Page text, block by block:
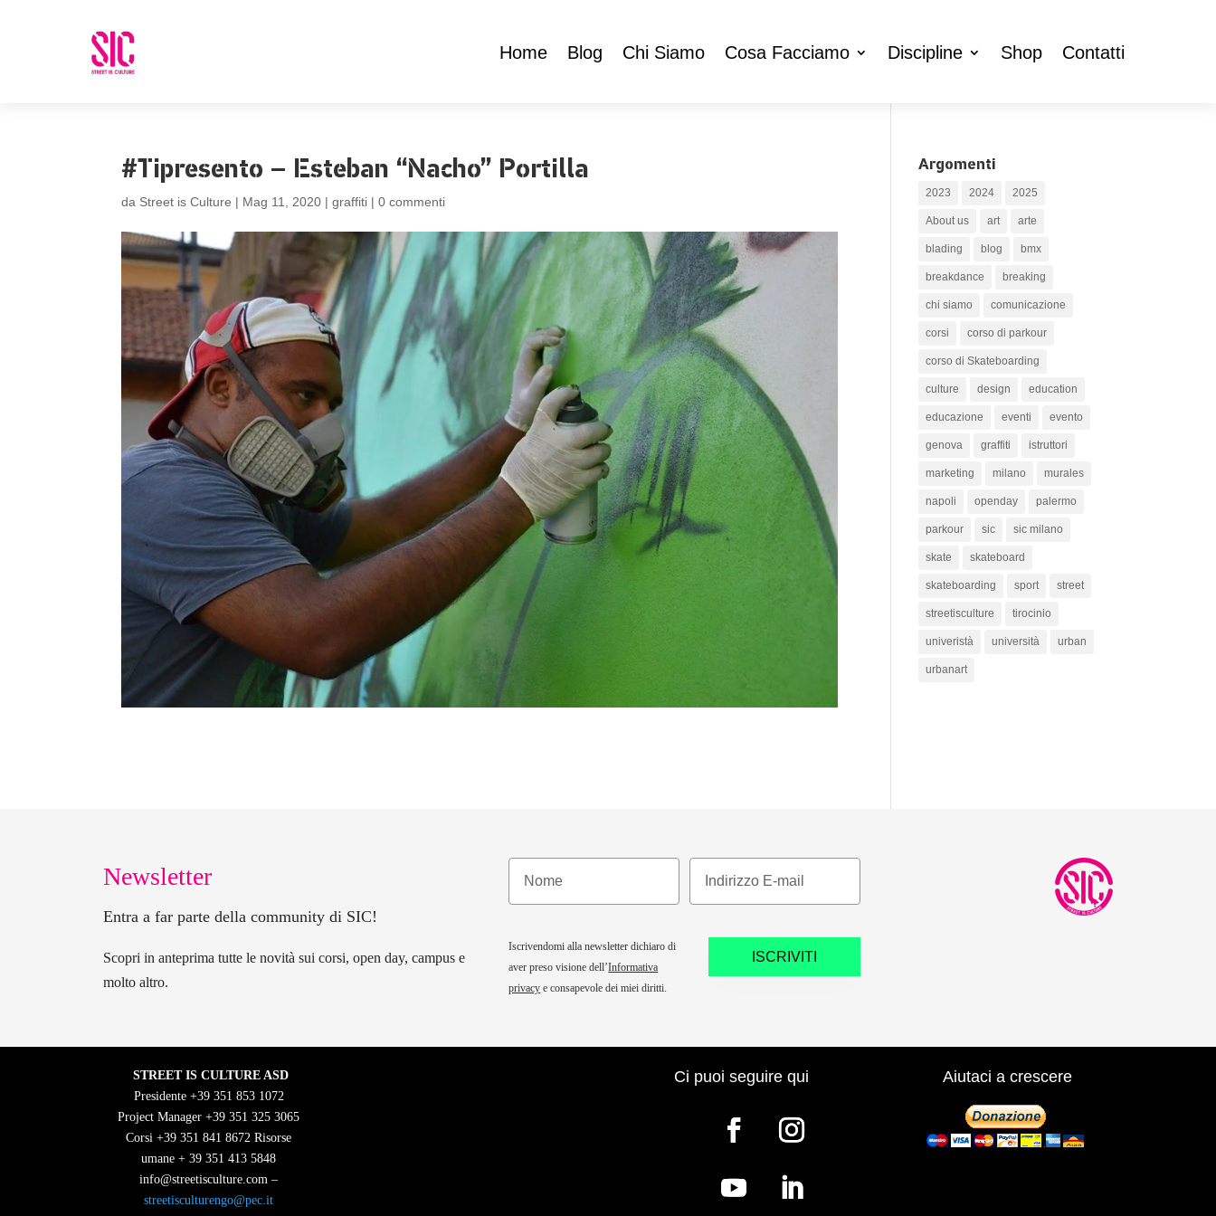
Home Blog Chi Siamo Cosa Facciamo Discipline Shop Contatti
#Tipresento – Esteban “Nacho” Portilla
da Street is Culture | Mag 11, 2020 |graffiti |0 commenti
Argomenti
2023 2024 2025
About us art arte
blading blog bmx
breakdance breaking
chi siamo comunicazione
corsi corso di parkour
corso di Skateboarding
culture design education
educazione eventi evento
genova graffiti istruttori
marketing milano murales
napoli openday palermo
parkour sic sic milano
skate skateboard
skateboarding sport street
streetisculture tirocinio
univeristà università urban
urbanart
Newsletter
Entra a far parte della community di SIC!
Scopri in anteprima tutte le novità sui corsi, open day, campus e
molto altro.
ISCRIVITI
Iscrivendomi alla newsletter dichiaro di
aver preso visione dell’Informativa
privacy e consapevole dei miei diritti.
STREET IS CULTURE ASD
Presidente +39 351 853 1072
Project Manager +39 351 325 3065
Corsi +39 351 841 8672Risorse
umane + 39 351 413 5848
info@streetisculture.com –
streetisculturengo@pec.it
Ci puoi seguire qui Aiutaci a crescere